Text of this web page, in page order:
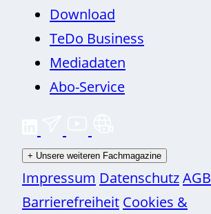
Download
TeDo Business
Mediadaten
Abo-Service
+ Unsere weiteren Fachmagazine
Impressum DatenschutzAGB
Barrierefreiheit Cookies &